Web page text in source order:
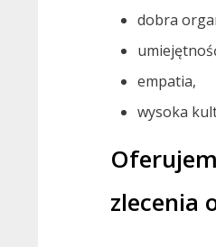
dobra
empatia,
wysoka
zlecenia